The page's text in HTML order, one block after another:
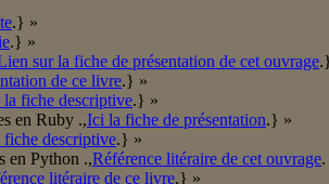
.} »
.} »
sur la fiche de présentation de cet ouvrage
de ce livre.} »
fiche descriptive.} »
en Ruby .,Ici la fiche de présentation.} »
descriptive.} »
en Python .,Référence litéraire de cet ouvrage
litéraire de ce livre.} »